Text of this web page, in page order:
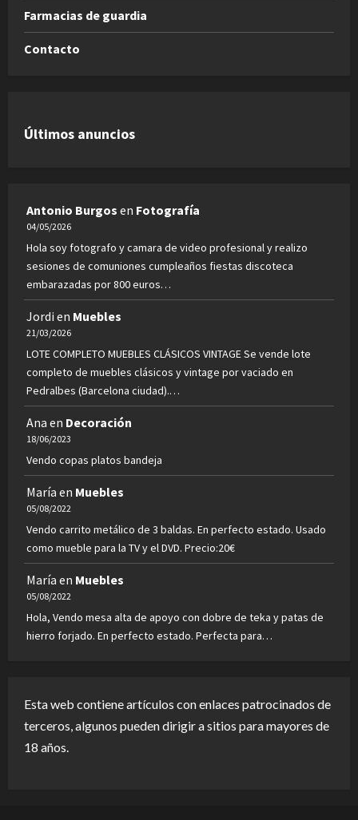
Farmacias de guardia
Contacto
Últimos anuncios
Antonio Burgos en Fotografía
04/05/2026
Hola soy fotografo y camara de video profesional y realizo
sesiones de comuniones cumpleaños fiestas discoteca
embarazadas por 800 euros…
Jordi en Muebles
21/03/2026
LOTE COMPLETO MUEBLES CLÁSICOS VINTAGE Se vende lote
completo de muebles clásicos y vintage por vaciado en
Pedralbes (Barcelona ciudad).…
Ana en Decoración
18/06/2023
Vendo copas platos bandeja
María en Muebles
05/08/2022
Vendo carrito metálico de 3 baldas. En perfecto estado. Usado
como mueble para la TV y el DVD. Precio:20€
María en Muebles
05/08/2022
Hola, Vendo mesa alta de apoyo con dobre de teka y patas de
hierro forjado. En perfecto estado. Perfecta para…
Esta web contiene artículos con enlaces patrocinados de
terceros, algunos pueden dirigir a sitios para mayores de
18 años.